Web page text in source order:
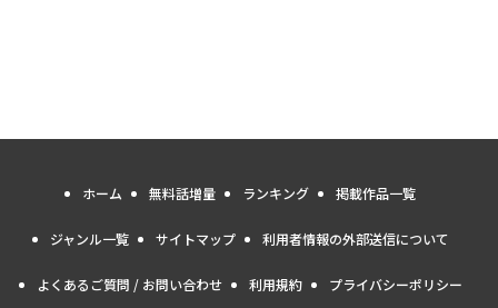
ホーム 無料話増量 ランキング 掲載作品一覧
ジャンル一覧 サイトマップ 利用者情報の外部送信について
よくあるご質問 / お問い合わせ 利用規約 プライバシーポリシー